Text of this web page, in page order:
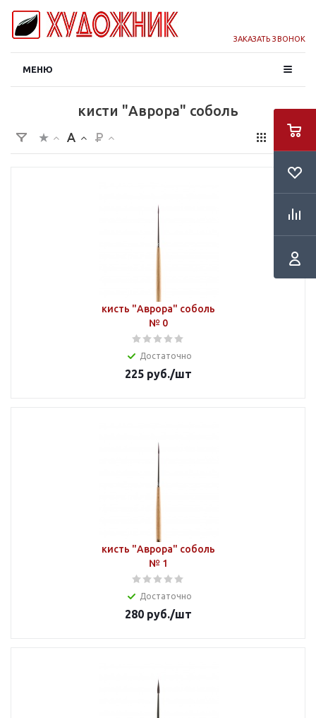
ЗАКАЗАТЬ ЗВОНОК
МЕНЮ
кисти "Аврора" соболь
кисть "Аврора" соболь
№ 0
Достаточно
225 руб./шт
кисть "Аврора" соболь
№ 1
Достаточно
280 руб./шт